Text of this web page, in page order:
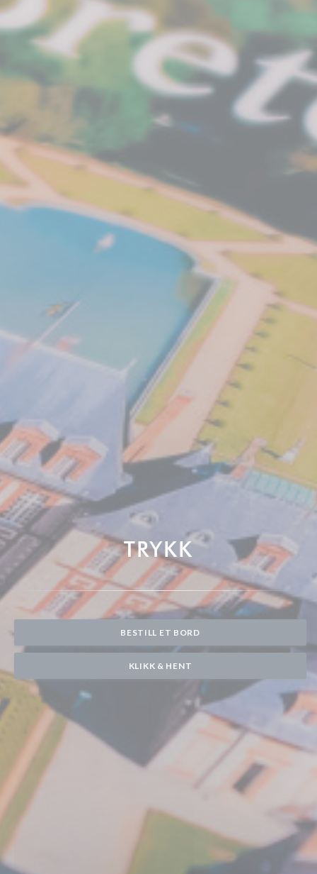
TRYKK
BESTILL ET BORD
KLIKK & HENT